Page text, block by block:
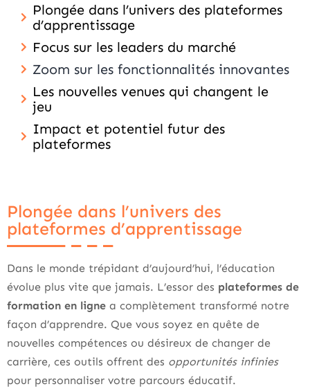
Plongée dans l’univers des plateformes
d’apprentissage
Focus sur les leaders du marché
Zoom sur les fonctionnalités innovantes
Les nouvelles venues qui changent le
jeu
Impact et potentiel futur des
plateformes
Plongée dans l’univers des
plateformes d’apprentissage
Dans le monde trépidant d’aujourd’hui, l’éducation
évolue plus vite que jamais. L’essor des plateformes de
formation en ligne a complètement transformé notre
façon d’apprendre. Que vous soyez en quête de
nouvelles compétences ou désireux de changer de
carrière, ces outils offrent des opportunités infinies
pour personnaliser votre parcours éducatif.